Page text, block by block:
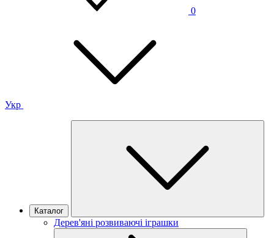
0
Укр
Каталог
Дерев'яні розвиваючі іграшки